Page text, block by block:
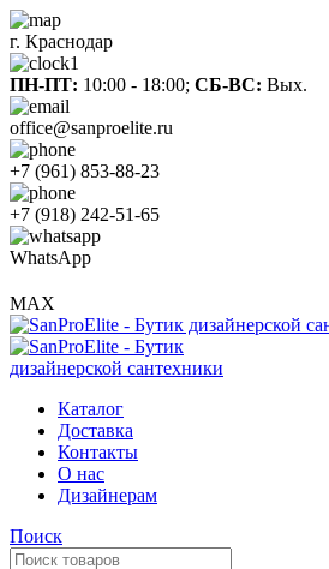
г. Краснодар
ПН-ПТ: 10:00 - 18:00; СБ-ВС: Вых.
office@sanproelite.ru
+7 (961) 853-88-23
+7 (918) 242-51-65
WhatsApp
MAX
Каталог
Доставка
Контакты
О нас
Дизайнерам
Поиск